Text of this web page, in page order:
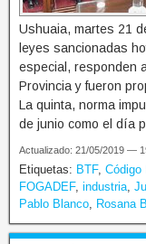
Ushuaia, martes 21
leyes sancionadas
especial, responden
Provincia y fueron
La quinta, norma
de junio como el día
Actualizado: 21/05/2019 —
Etiquetas: BTF, Código
FOGADEF, industria
Pablo Blanco
Rosana